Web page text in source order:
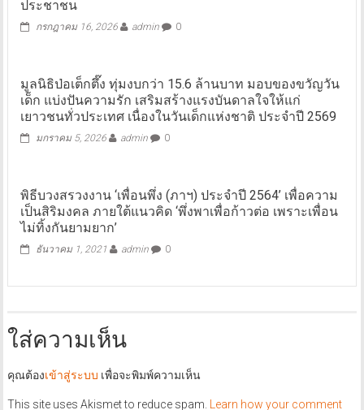
ประชาชน
กรกฎาคม 16, 2026 admin 0
มูลนิธิป่อเต็กตึ๊ง ทุ่มงบกว่า 15.6 ล้านบาท มอบของขวัญวัน
เด็ก แบ่งปันความรัก เสริมสร้างแรงบันดาลใจให้แก่
เยาวชนทั่วประเทศ เนื่องในวันเด็กแห่งชาติ ประจำปี 2569
มกราคม 5, 2026 admin 0
พิธีบวงสรวงงาน ‘เพื่อนพึ่ง (ภาฯ) ประจำปี 2564’ เพื่อความ
เป็นสิริมงคล ภายใต้แนวคิด ‘พึ่งพาเพื่อก้าวต่อ เพราะเพื่อน
ไม่ทิ้งกันยามยาก’
ธันวาคม 1, 2021 admin 0
ใส่ความเห็น
คุณต้องเข้าสู่ระบบ เพื่อจะพิมพ์ความเห็น
This site uses Akismet to reduce spam. Learn how your comment